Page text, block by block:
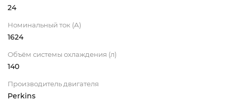
24
Номинальный ток (А)
1624
Объём системы охлаждения (л)
140
Производитель двигателя
Perkins